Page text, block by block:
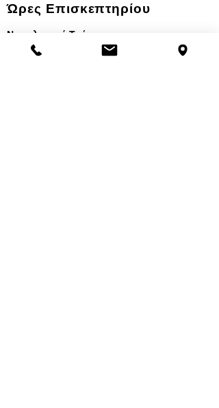
Ώρες Επισκεπτηρίου
Νοσηλευτικά Τμήματα
Χειμερινό ωράριο: 11.00-13.00
17.30-19.30